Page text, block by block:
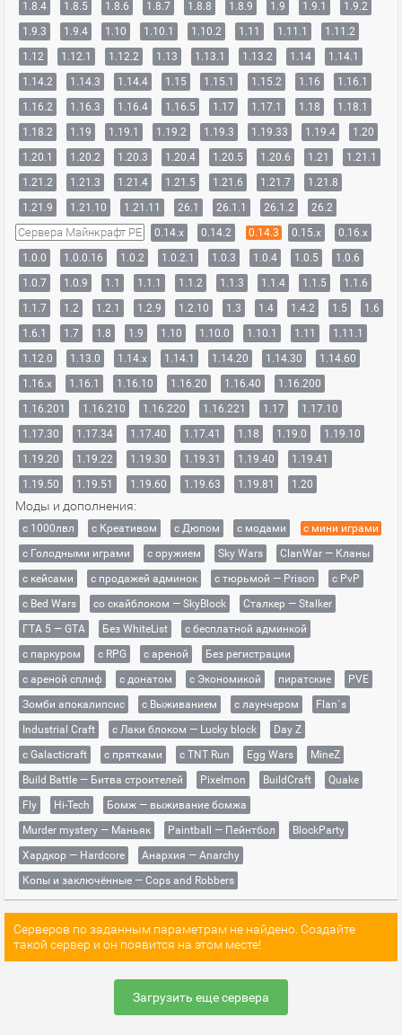
1.8.4
1.8.5 1.8.6 1.8.7 1.8.8 1.8.9 1.9 1.9.1
1.9.2
1.9.3
1.9.4 1.10 1.10.1 1.10.2 1.11 1.11.1
1.11.2
1.12
1.12.1 1.12.2 1.13 1.13.1 1.13.2 1.14
1.14.1
1.14.2
1.14.3 1.14.4 1.15 1.15.1 1.15.2 1.16
1.16.1
1.16.2
1.16.3 1.16.4 1.16.5 1.17 1.17.1 1.18
1.18.1
1.18.2
1.19 1.19.1 1.19.2 1.19.3 1.19.33 1.19.4
1.20
1.20.1
1.20.2 1.20.3 1.20.4 1.20.5 1.20.6 1.21
1.21.1
1.21.2
1.21.3 1.21.4 1.21.5 1.21.6 1.21.7
1.21.8
1.21.9
1.21.10 1.21.11 26.1 26.1.1 26.1.2 26.2
Сервера Майнкрафт PE 0.14.x 0.14.2 0.14.3 0.15.x
0.16.x
1.0.0
1.0.0.16 1.0.2 1.0.2.1 1.0.3 1.0.4 1.0.5
1.0.6
1.0.7
1.0.9 1.1 1.1.1 1.1.2 1.1.3 1.1.4 1.1.5
1.1.6
1.1.7
1.2 1.2.1 1.2.9 1.2.10 1.3 1.4 1.4.2 1.5
1.6
1.6.1
1.7 1.8 1.9 1.10 1.10.0 1.10.1 1.11
1.11.1
1.12.0
1.13.0 1.14.x 1.14.1 1.14.20 1.14.30
1.14.60
1.16.x
1.16.1 1.16.10 1.16.20 1.16.40
1.16.200
1.16.201
1.16.210 1.16.220 1.16.221 1.17
1.17.10
1.17.30
1.17.34 1.17.40 1.17.41 1.18 1.19.0
1.19.10
1.19.20
1.19.22 1.19.30 1.19.31 1.19.40
1.19.41
1.19.50
1.19.51 1.19.60 1.19.63 1.19.81 1.20
Моды и дополнения:
с 1000лвл c Креативом с Дюпом с модами
с мини играми
с Голодными играми
с оружием Sky Wars
ClanWar — Кланы
с кейсами
с продажей админок с тюрьмой — Prison
с PvP
с Bed Wars
со скайблоком — SkyBlock
Сталкер — Stalker
ГТА 5 — GTA
Без WhiteList
с бесплатной админкой
с паркуром
с RPG с ареной
Без регистрации
с ареной сплиф
с донатом с Экономикой пиратские
PVE
Зомби апокалипсис
с Выживанием с лаунчером
Flan`s
Industrial Craft
с Лаки блоком — Lucky block
Day Z
с Galacticraft
с прятками с TNT Run Egg Wars
MineZ
Build Battle — Битва строителей
Pixelmon BuildCraft
Quake
Fly
Hi-Tech
Бомж — выживание бомжа
Murder mystery — Маньяк
Paintball — Пейнтбол
BlockParty
Хардкор — Hardcore
Анархия — Anarchy
Копы и заключённые — Cops and Robbers
Серверов по заданным параметрам не найдено. Создайте
такой сервер и он появится на этом месте!
Загрузить еще сервера